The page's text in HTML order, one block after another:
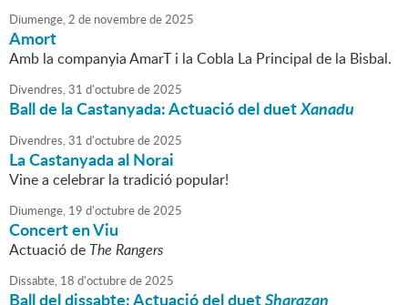
Diumenge,2 de novembrede2025
Amort
Amb la companyia AmarT i la Cobla La Principal de la Bisbal.
Divendres,31 d'octubrede2025
Ball de la Castanyada: Actuació delduetXanadu
Divendres,31 d'octubrede2025
La Castanyada al Norai
Vine a celebrar la tradició popular!
Diumenge, 19 d'octubrede2025
Concert en Viu
Actuació de The Rangers
Dissabte, 18 d'octubrede2025
Ball del dissabte: Actuació del duetSharazan